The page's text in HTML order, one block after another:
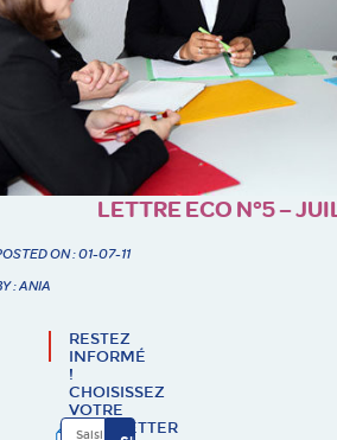
LETTRE ECO N°5 –
ON : 01-07-11
: ANIA
RESTEZ
INFORMÉ
!
CHOISISSEZ
VOTRE
NEWSLETTER